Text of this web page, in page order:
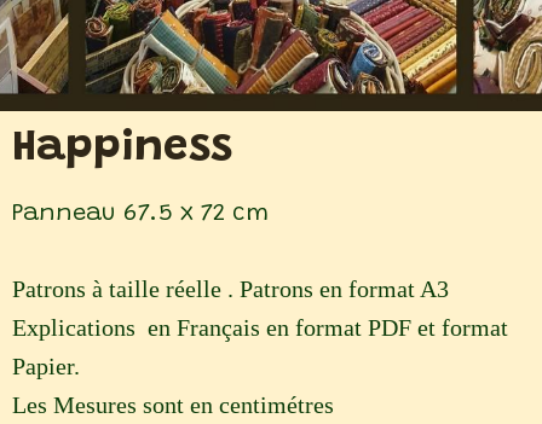
Happiness
Panneau 67.5 x 72 cm
Patrons à taille réelle . Patrons en format A3
Explications en Français en format PDF et format
Papier.
Les Mesures sont en centimétres